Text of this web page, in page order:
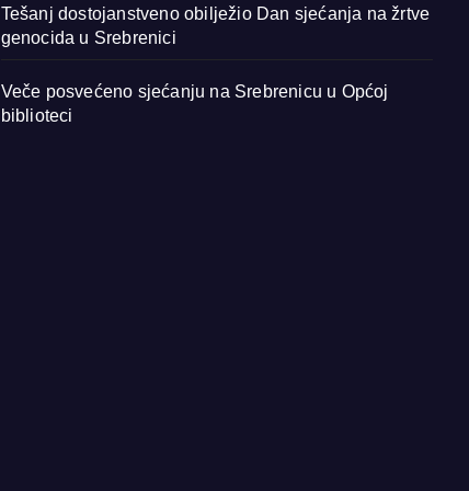
Tešanj dostojanstveno obilježio Dan sjećanja na žrtve
genocida u Srebrenici
Veče posvećeno sjećanju na Srebrenicu u Općoj
biblioteci